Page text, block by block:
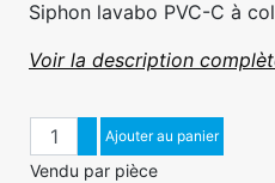
Siphon lavabo PVC-C à
Voir la description
QuantitéAugmenter quantité
Diminuer quantité
Ajouter au panier
Vendu par pièce